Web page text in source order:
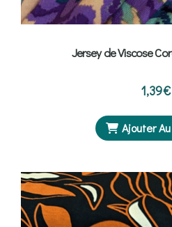
Jersey de Viscose
1,39€
Ajouter